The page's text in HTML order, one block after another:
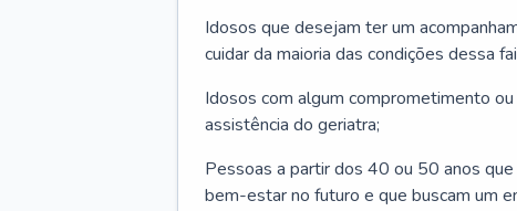
Idosos que desejam ter um
cuidar da maioria das condições dessa
Idosos com algum comprometimento
assistência do geriatra;
Pessoas a partir dos 40 ou 50 anos
bem-estar no futuro e que buscam um